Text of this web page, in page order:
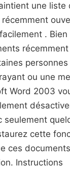
une liste
.
ou une
Word 2003
seulement
cette
ces
Instructions